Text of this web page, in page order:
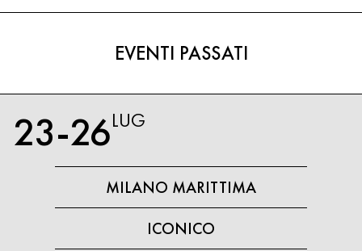
EVENTI PASSATI
23-26LUG
MILANO MARITTIMA
ICONICO